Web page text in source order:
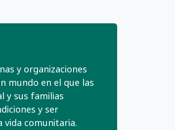
y organizaciones
mundo en el que las
y sus familias
y ser
vida comunitaria.